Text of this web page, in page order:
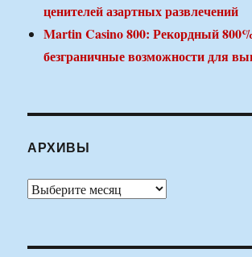
ценителей азартных развлечений
Martin Casino 800: Рекордный
безграничные возможности для
АРХИВЫ
Архивы